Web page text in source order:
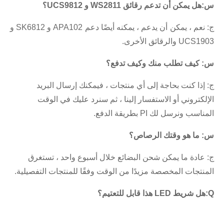
س:هل يمكن أن تدعم رقائق WS2811 و UCS9812؟
ج: نعم ، يمكن أن يدعم ، يمكنه أيضًا دعم APA102 و SK6812 و
UCS1903 والرقائق الأخرى.
س: كيف تطلب منك وكيف تدفع؟
ج: إذا كنت بحاجة إلى أي منتجات ، فيمكنك إرسال البريد
الإلكتروني أو الاستفسار إلينا ، ثم سنرد عليك في الوقت
المناسب ونرسل لك PI بطريقة الدفع.
س: ما هو وقتك الرصاص؟
ج: عادة ما يمكن شحن البضائع خلال أسبوع واحد ، تستغرق
المنتجات المخصصة مزيدًا من الوقت وفقًا للمنتجات التفصيلية.
Q
:هل شريط LED هذا قابل للتعتيم؟